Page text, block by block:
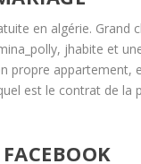
en algérie. Grand
jhabite et
propre appartement,
est le contrat de la